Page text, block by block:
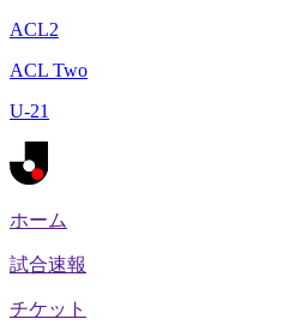
ACL2
ACL Two
U-21
ホーム
試合速報
チケット